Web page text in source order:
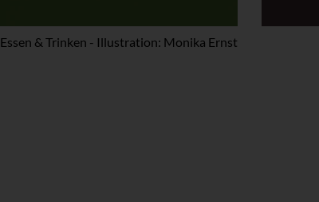
Essen & Trinken - Illustration: Monika Ernst